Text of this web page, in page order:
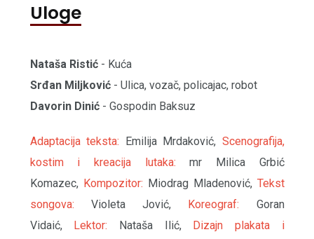
Uloge
Nataša Ristić- Kuća
Srđan Miljković- Ulica, vozač, policajac, robot
Davorin Dinić- Gospodin Baksuz
Adaptacija teksta: Emilija Mrdaković, Scenografija,
kostim i kreacija lutaka:mr Milica Grbić
Komazec, Kompozitor: Miodrag Mladenović, Tekst
songova: Violeta Jović, Koreograf: Goran
Vidaić,
Lektor: Nataša Ilić,
Dizajn plakata i